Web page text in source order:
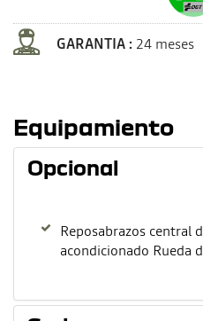
GARANTIA : 24 meses
Equipamiento
Opcional
Reposabrazos central
acondicionado Rueda